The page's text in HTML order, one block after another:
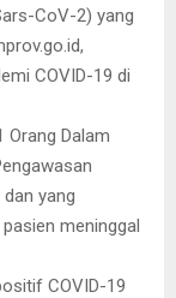
CoV-2) yang
COVID-19 di
Orang Dalam
yang
meninggal
COVID-19